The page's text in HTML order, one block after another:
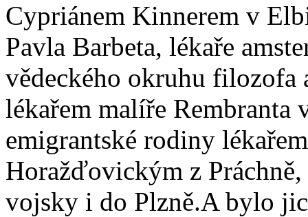
Cypriánem Kinnerem v
Pavla Barbeta, lékaře
vědeckého okruhu filozofa
lékařem malíře Rembranta
emigrantské rodiny
Horažďovickým z
vojsky i do Plzně.A bylo